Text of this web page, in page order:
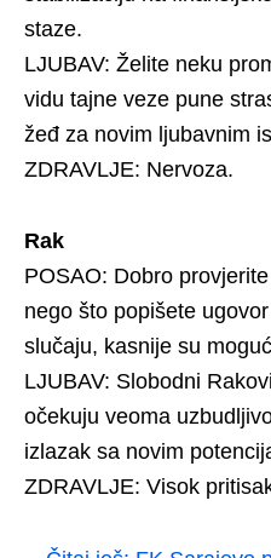
staze.
LJUBAV: Želite neku
vidu tajne veze pune
žeđ za novim ljubavnim
ZDRAVLJE: Nervoza.
Rak
POSAO: Dobro
nego što popišete
slučaju, kasnije su
LJUBAV: Slobodni
očekuju veoma
izlazak sa novim
ZDRAVLJE: Visok